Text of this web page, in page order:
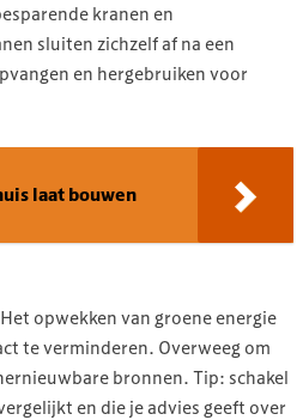
kranen en
sluiten zichzelf af na een
en hergebruiken voor
laat bouwen
opwekken van groene energie
te verminderen. Overweeg om
bronnen. Tip: schakel
en die je advies geeft over